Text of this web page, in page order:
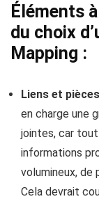
Éléments
du choix
Mapping :
Liens et
en charge une
jointes, car
informations
volumineux, de
Cela devrait